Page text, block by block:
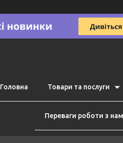
Головна Товари та послуги
Переваги роботи з